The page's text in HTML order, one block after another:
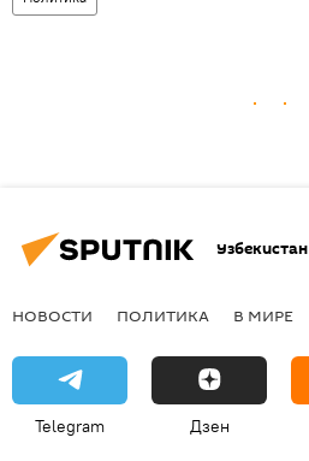
Узбекистан
НОВОСТИ ПОЛИТИКА В МИРЕ
Telegram Дзен